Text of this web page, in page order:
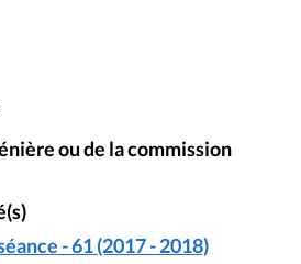
ou de la commission
- 61 (2017 - 2018)